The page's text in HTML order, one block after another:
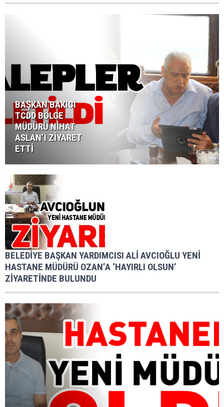
BAŞKAN BAKICI
TCDD BÖLGE
MÜDÜRÜ NİHAT
ASLAN’I ZİYARET
ETTİ
BELEDİYE BAŞKAN YARDIMCISI ALİ AVCIOĞLU YENİ
HASTANE MÜDÜRÜ OZAN’A ‘HAYIRLI OLSUN’
ZİYARETİNDE BULUNDU